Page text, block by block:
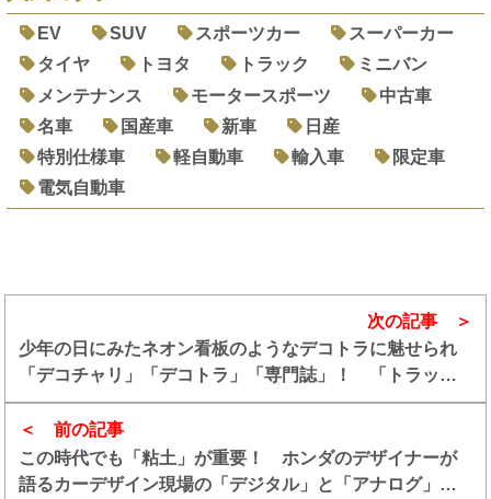
EV SUV スポーツカー
スーパーカー
タイヤ
トヨタ トラック
ミニバン
メンテナンス
モータースポーツ
中古車
名車
国産車 新車
日産
特別仕様車
軽自動車 輸入車
限定車
電気自動車
前の記事
この時代でも「粘土」が重要！ ホンダのデザイナーが
語るカーデザイン現場の「デジタル」と「アナログ」の
次の記事
少年の日にみたネオン看板のようなデコトラに魅せられ
「デコチャリ」「デコトラ」「専門誌」！ 「トラック
魂」編集長のデコトラ一筋人生